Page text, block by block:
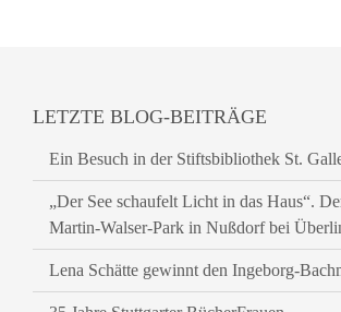
LETZTE BLOG-BEITRÄGE
Ein Besuch in der Stiftsbibliothek St.
„Der See schaufelt Licht in das Haus“.
Martin-Walser-Park in Nußdorf bei
Lena Schätte gewinnt den Ingeborg-